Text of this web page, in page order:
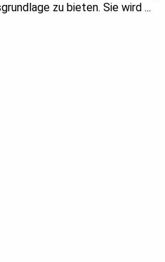
zu bieten. Sie wird ...